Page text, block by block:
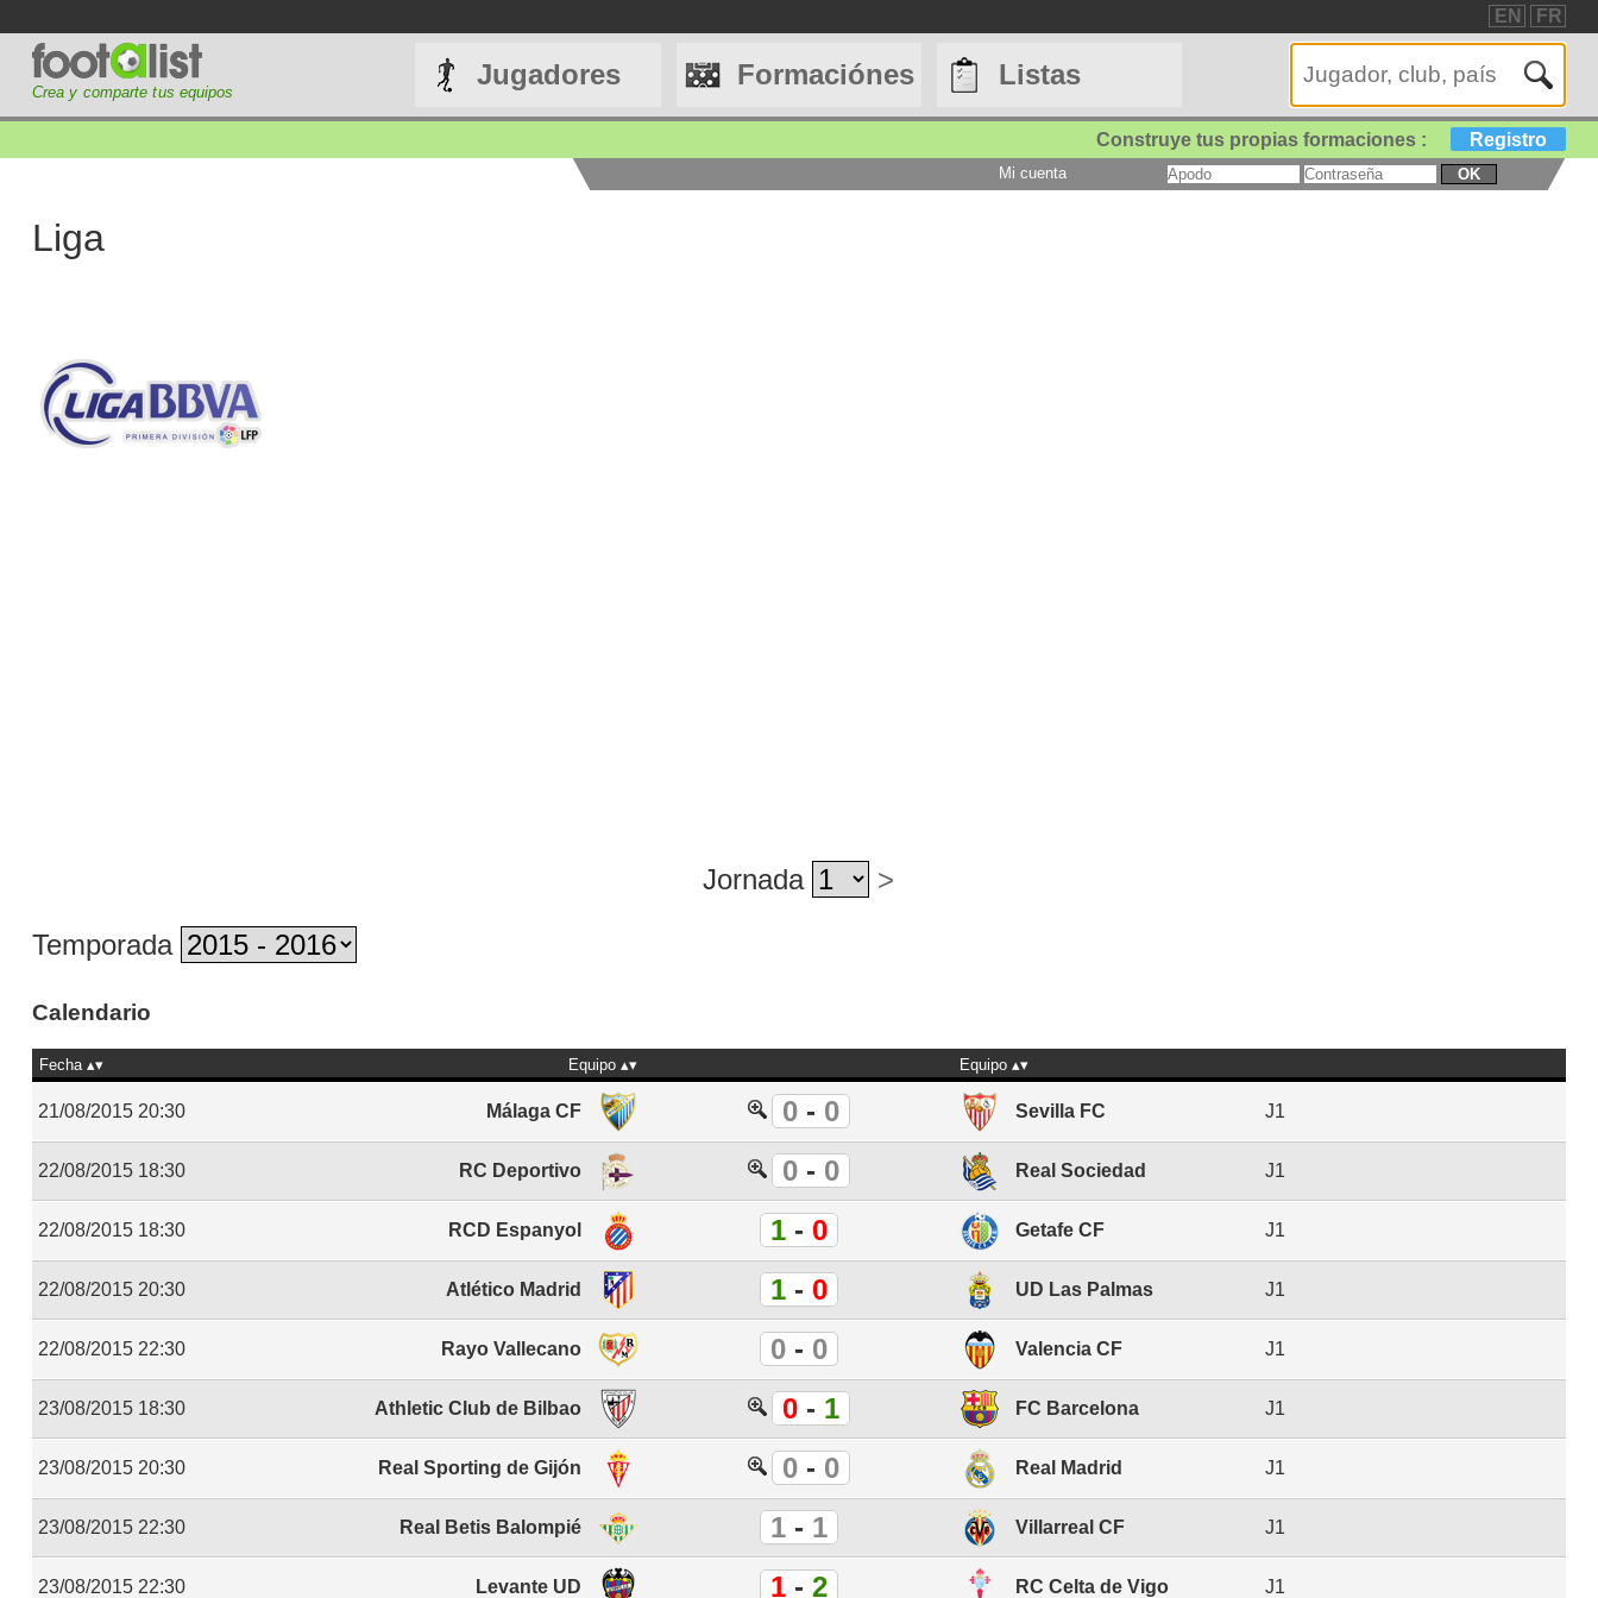
EN FR
Crea y comparte tus equipos
Jugadores Formaciónes Listas
Construye tus propias formaciones : Registro
Mi cuenta OK
Liga
Jornada >
Temporada
Calendario
Fecha Equipo Equipo
21/08/2015 20:30 Málaga CF 0- 0 Sevilla FC J1
22/08/2015 18:30 RC Deportivo 0- 0 Real Sociedad J1
22/08/2015 18:30 RCD Espanyol 1- 0 Getafe CF J1
22/08/2015 20:30 Atlético Madrid 1- 0 UD Las Palmas J1
22/08/2015 22:30 Rayo Vallecano 0- 0 Valencia CF J1
23/08/2015 18:30 Athletic Club de Bilbao 0- 1 FC Barcelona J1
23/08/2015 20:30 Real Sporting de Gijón 0- 0 Real Madrid J1
23/08/2015 22:30 Real Betis Balompié 1- 1 Villarreal CF J1
23/08/2015 22:30 Levante UD 1- 2 RC Celta de Vigo J1